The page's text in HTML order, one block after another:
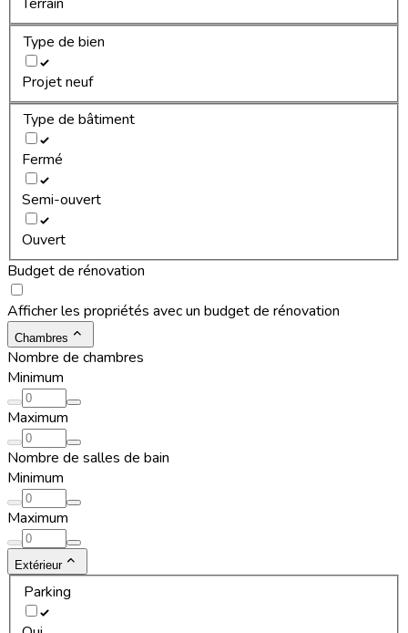
Type de bien
Projet neuf
Type de bâtiment
Fermé
Semi-ouvert
Ouvert
Budget de rénovation
Afficher les propriétés avec un budget de rénovation
Chambres
Nombre de chambres
Minimum
Maximum
Nombre de salles de bain
Minimum
Maximum
Extérieur
Parking